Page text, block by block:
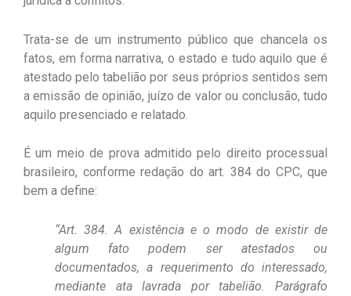
Trata-se de um instrumento público que chancela os
fatos, em forma narrativa, o estado e tudo aquilo que é
atestado pelo tabelião por seus próprios sentidos sem
a emissão de opinião, juízo de valor ou conclusão, tudo
aquilo presenciado e relatado.
É um meio de prova admitido pelo direito processual
brasileiro, conforme redação do art. 384 do CPC, que
bem a define:
“Art. 384. A existência e o modo de existir de
algum fato podem ser atestados ou
documentados, a requerimento do interessado,
mediante ata lavrada por tabelião. Parágrafo